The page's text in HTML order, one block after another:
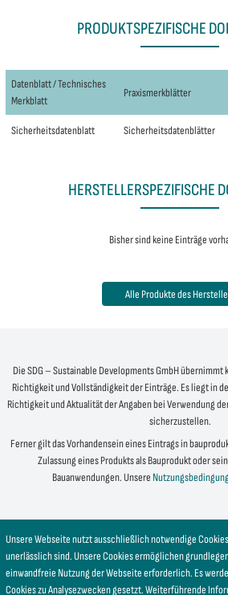
PRODUKTSPEZIFISCHE
Datenblatt / Technisches
Merkblatt
Praxismerkblätter
Sicherheitsdatenblatt Sicherheitsdatenblätter
HERSTELLERSPEZIFISCHE
Bisher sind keine Einträge
Alle Produkte des
Die SDG – Sustainable Developments GmbH
Richtigkeit und Vollständigkeit der Einträge. Es liegt in
Richtigkeit und Aktualität der Angaben bei Verwendung
sicherzustellen.
Ferner gilt das Vorhandensein eines Eintrags in
Zulassung eines Produkts als Bauprodukt oder
Bauanwendungen. Unsere
Unsere Webseite nutzt ausschließlich notwendige
unerlässlich sind. Unsere Cookies ermöglichen
einwandfreie Nutzung der Webseite erforderlich. Es
Cookies zu Analysezwecken gesetzt. Weiterführende